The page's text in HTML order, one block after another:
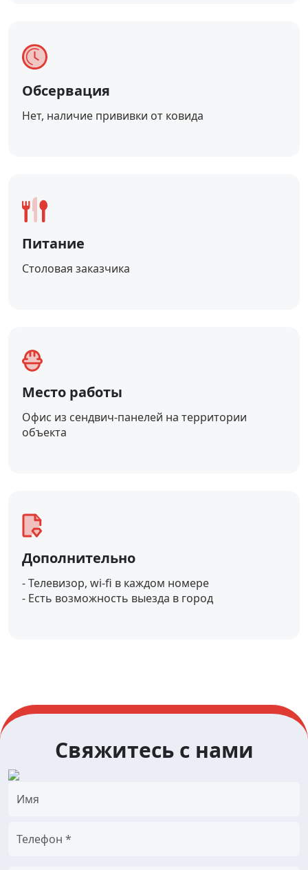
Обсервация
Нет, наличие прививки от ковида
Питание
Столовая заказчика
Место работы
Офис из сендвич-панелей на территории
объекта
Дополнительно
- Телевизор, wi-fi в каждом номере
- Есть возможность выезда в город
Свяжитесь с нами